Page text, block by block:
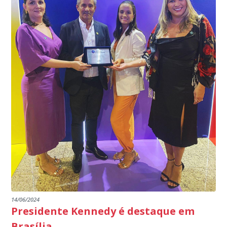
INSTITUIÇÕES
14/06/2024
Presidente Kennedy é destaque em